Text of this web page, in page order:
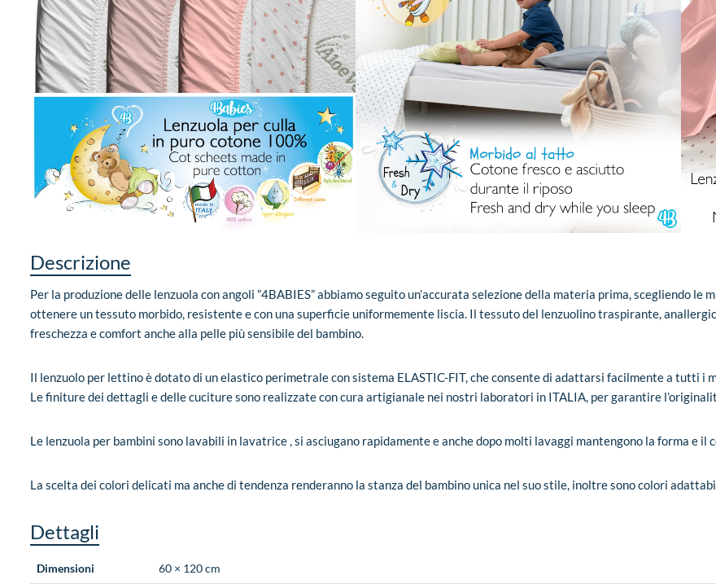
Descrizione
Per la produzione delle lenzuola con angoli ”4BABIES” abbiamo seguito un’accurata selezione della materia prima, scegliendo
ottenere un tessuto morbido, resistente e con una superficie uniformemente liscia. Il tessuto del lenzuolino traspirante,
freschezza e comfort anche alla pelle più sensibile del bambino.
Il lenzuolo per lettino è dotato di un elastico perimetrale con sistema ELASTIC-FIT, che consente di adattarsi facilmente a tutti i
Le finiture dei dettagli e delle cuciture sono realizzate con cura artigianale nei nostri laboratori in ITALIA, per garantire
Le lenzuola per bambini sono lavabili in lavatrice , si asciugano rapidamente e anche dopo molti lavaggi mantengono la forma e il
La scelta dei colori delicati ma anche di tendenza renderanno la stanza del bambino unica nel suo stile, inoltre sono colori
Dettagli
Dimensioni 60 × 120 cm